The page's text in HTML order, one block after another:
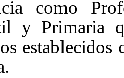
como
y Primaria
establecidos